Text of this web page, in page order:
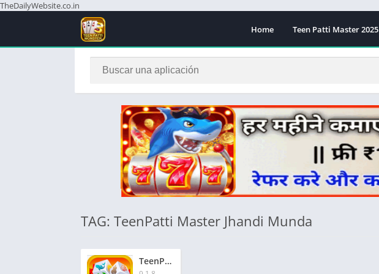
TheDailyWebsite.co.in
Home Teen Patti Master 2025
TAG: TeenPatti Master Jhandi Munda
TeenPatti Master Jhandi Munda | तीनपत्ती मास्टर झंडी मुंडा | ₹201 बोनस